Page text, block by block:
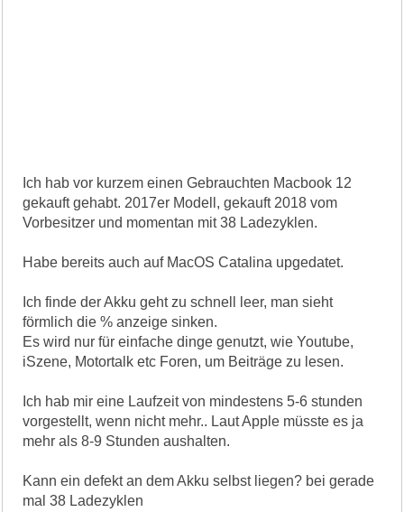
Ich hab vor kurzem einen Gebrauchten Macbook 12
gekauft gehabt. 2017er Modell, gekauft 2018 vom
Vorbesitzer und momentan mit 38 Ladezyklen.
Habe bereits auch auf MacOS Catalina upgedatet.
Ich finde der Akku geht zu schnell leer, man sieht
förmlich die % anzeige sinken.
Es wird nur für einfache dinge genutzt, wie Youtube,
iSzene, Motortalk etc Foren, um Beiträge zu lesen.
Ich hab mir eine Laufzeit von mindestens 5-6 stunden
vorgestellt, wenn nicht mehr.. Laut Apple müsste es ja
mehr als 8-9 Stunden aushalten.
Kann ein defekt an dem Akku selbst liegen? bei gerade
mal 38 Ladezyklen